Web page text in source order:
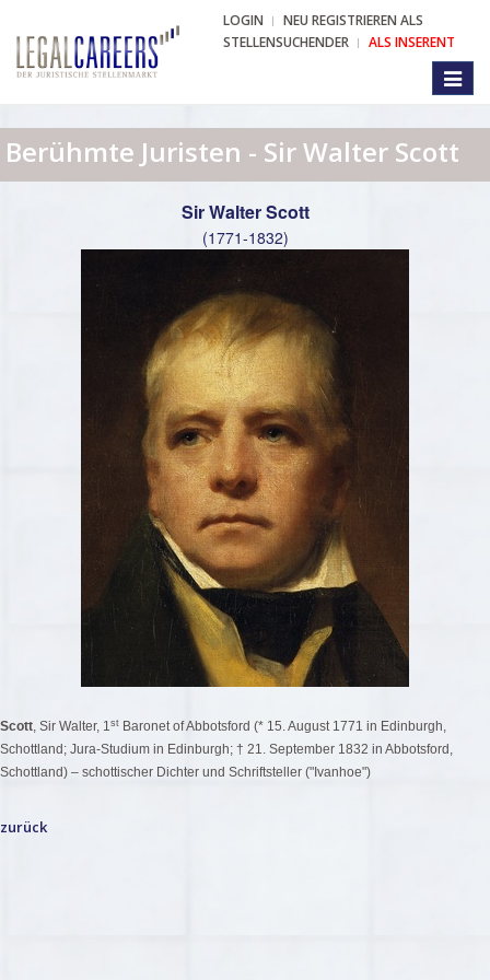
LOGIN
NEU REGISTRIEREN ALS
STELLENSUCHENDER
ALS INSERENT
Berühmte Juristen - Sir Walter Scott
Sir Walter Scott
(1771-1832)
Scott, Sir Walter, 1st Baronet of Abbotsford (* 15. August 1771 in Edinburgh,
Schottland; Jura-Studium in Edinburgh; † 21. September 1832 in Abbotsford,
Schottland) – schottischer Dichter und Schriftsteller ("Ivanhoe")
zurück